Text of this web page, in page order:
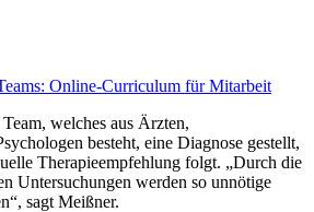
Online-Curriculum für Mitarbeit
welches aus Ärzten,
besteht, eine Diagnose gestellt,
Therapieempfehlung folgt. „Durch die
Untersuchungen werden so unnötige
sagt Meißner.